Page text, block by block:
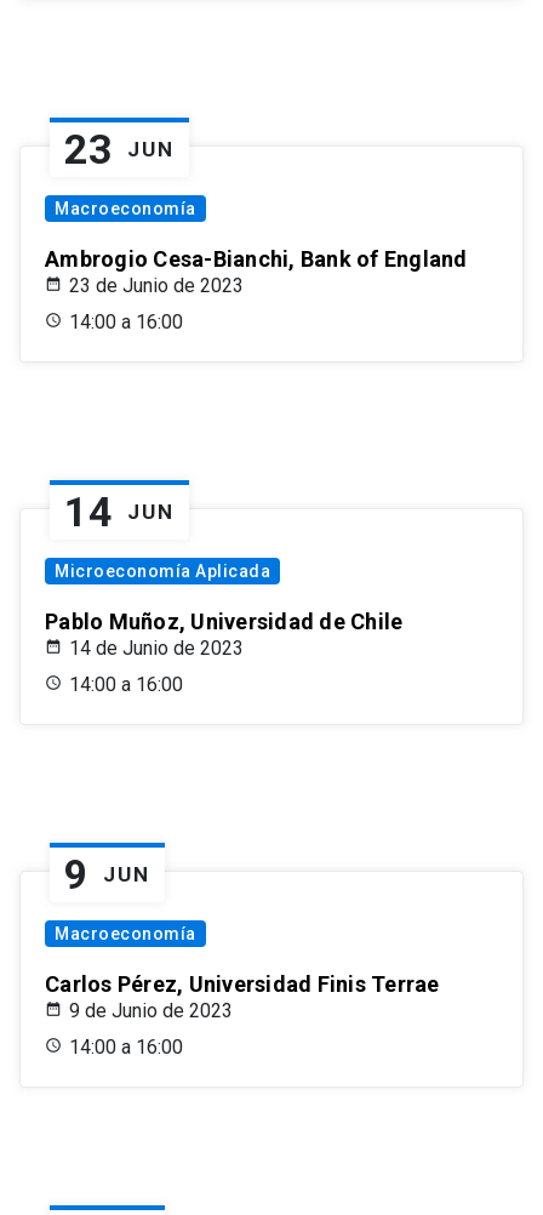
23 JUN
Macroeconomía
Ambrogio Cesa-Bianchi, Bank of England
23 de Junio de 2023
14:00 a 16:00
14 JUN
Microeconomía Aplicada
Pablo Muñoz, Universidad de Chile
14 de Junio de 2023
14:00 a 16:00
9 JUN
Macroeconomía
Carlos Pérez, Universidad Finis Terrae
9 de Junio de 2023
14:00 a 16:00